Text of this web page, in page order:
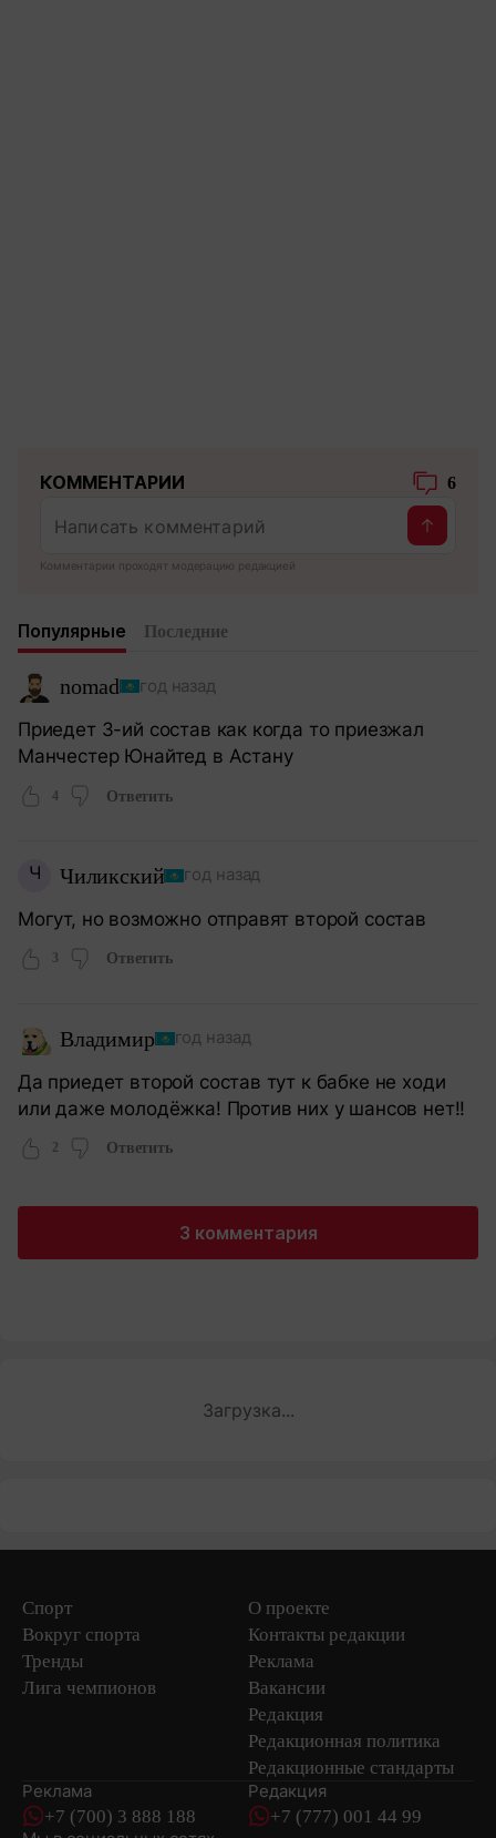
КОММЕНТАРИИ 6
Комментарии проходят модерацию редакцией
Популярные Последние
nomad год назад
Приедет 3-ий состав как когда то приезжал
Манчестер Юнайтед в Астану
4 Ответить
Ч Чиликский год назад
Могут, но возможно отправят второй состав
3 Ответить
Владимир год назад
Да приедет второй состав тут к бабке не ходи
или даже молодёжка! Против них у шансов нет!!
2 Ответить
3 комментария
Загрузка...
Спорт
Вокруг спорта
Тренды
Лига чемпионов
О проекте
Контакты редакции
Реклама
Вакансии
Редакция
Редакционная политика
Редакционные стандарты
Реклама
+7 (700) 3 888 188
Редакция
+7 (777) 001 44 99